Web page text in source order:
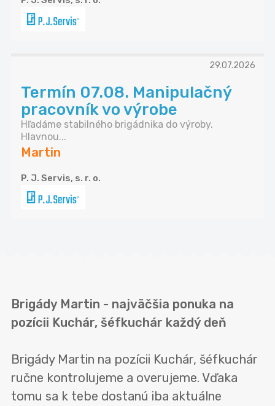
29.07.2026
Termín 07.08. Manipulačný
pracovník vo výrobe
Hľadáme stabilného brigádnika do výroby.
Hlavnou...
Martin
P. J. Servis, s. r. o.
Brigády Martin - najväčšia ponuka na
pozícii Kuchár, šéfkuchár každý deň
Brigády Martin na pozícii Kuchár, šéfkuchár
ručne kontrolujeme a overujeme. Vďaka
tomu sa k tebe dostanú iba aktuálne